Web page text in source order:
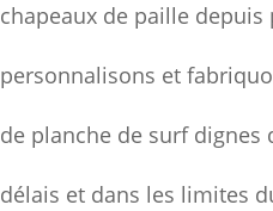
chapeaux de paille depuis
personnalisons et
de planche de surf dignes
délais et dans les limites